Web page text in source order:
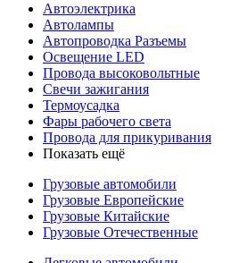
Автоэлектрика
Автолампы
Автопроводка Разъемы
Освещение LED
Провода высоковольтные
Свечи зажигания
Термоусадка
Фары рабочего света
Провода для прикуривания
Показать ещё
Грузовые автомобили
Грузовые Европейские
Грузовые Китайские
Грузовые Отечественные